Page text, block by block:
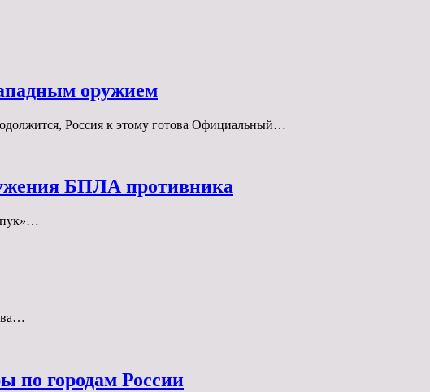
оружием
Россия к этому готова Официальный…
БПЛА противника
по городам России